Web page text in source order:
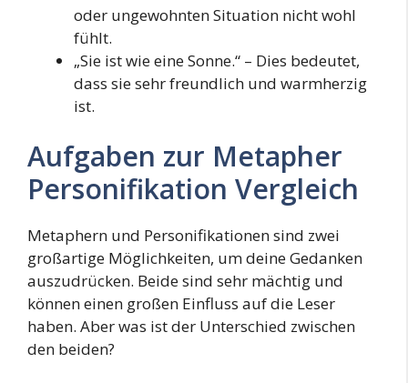
oder ungewohnten Situation nicht wohl
fühlt.
„Sie ist wie eine Sonne.“ – Dies bedeutet,
dass sie sehr freundlich und warmherzig
ist.
Aufgaben zur Metapher
Personifikation Vergleich
Metaphern und Personifikationen sind zwei
großartige Möglichkeiten, um deine Gedanken
auszudrücken. Beide sind sehr mächtig und
können einen großen Einfluss auf die Leser
haben. Aber was ist der Unterschied zwischen
den beiden?